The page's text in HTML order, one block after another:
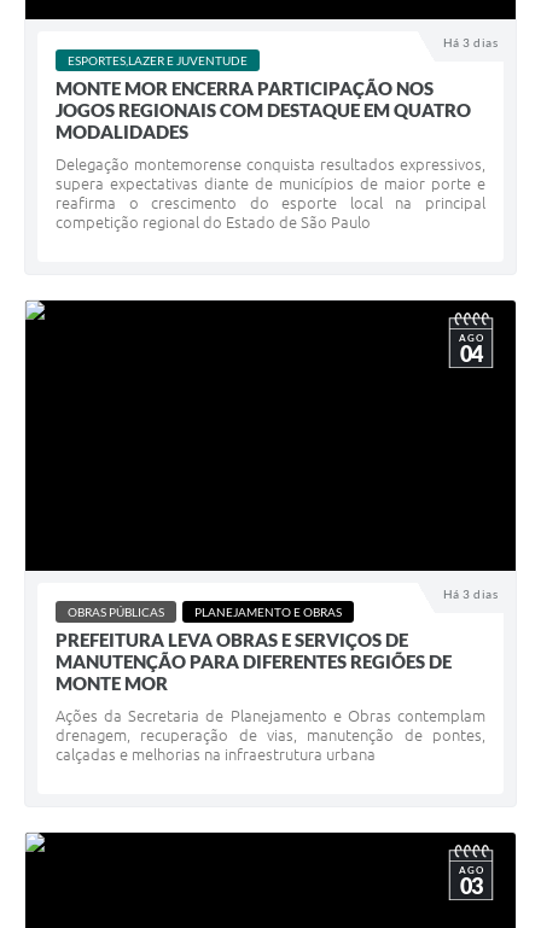
Há 3 dias
ESPORTES,LAZER E JUVENTUDE
MONTE MOR ENCERRA PARTICIPAÇÃO NOS
JOGOS REGIONAIS COM DESTAQUE EM QUATRO
MODALIDADES ​
Delegação montemorense conquista resultados expressivos,
supera expectativas diante de municípios de maior porte e
reafirma o crescimento do esporte local na principal
competição regional do Estado de São Paulo
Há 3 dias
AGO
04
OBRAS PÚBLICAS PLANEJAMENTO E OBRAS
PREFEITURA LEVA OBRAS E SERVIÇOS DE
MANUTENÇÃO PARA DIFERENTES REGIÕES DE
MONTE MOR
Ações da Secretaria de Planejamento e Obras contemplam
drenagem, recuperação de vias, manutenção de pontes,
calçadas e melhorias na infraestrutura urbana
AGO
03